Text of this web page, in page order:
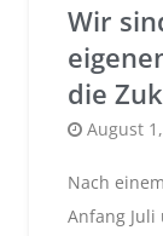
Wir
die
Posted
August
Nach
Anfang Juli